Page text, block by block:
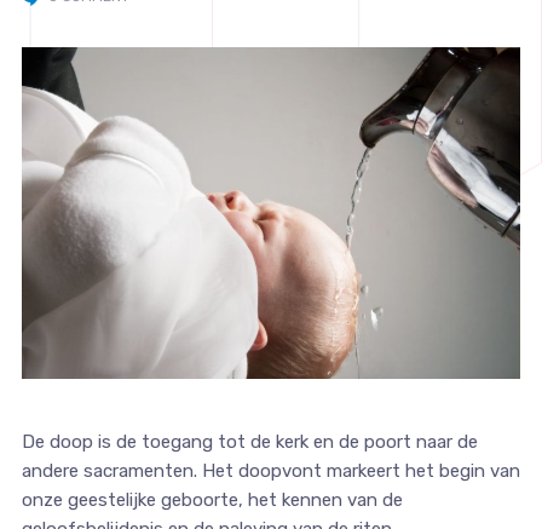
De doop is de toegang tot de kerk en de poort naar de
andere sacramenten. Het doopvont markeert het begin van
onze geestelijke geboorte, het kennen van de